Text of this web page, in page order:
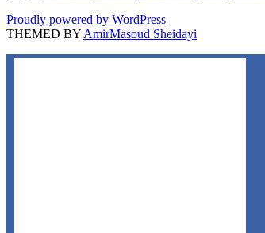
Proudly powered by WordPress
THEMED BY AmirMasoud Sheidayi